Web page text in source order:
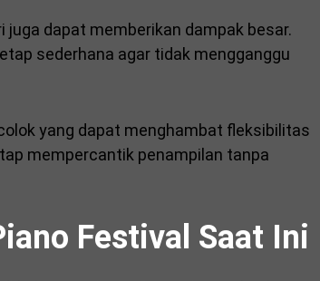
dapat memberikan dampak besar.
sederhana agar tidak mengganggu
yang dapat menghambat fleksibilitas
mempercantik penampilan tanpa
Festival Saat Ini